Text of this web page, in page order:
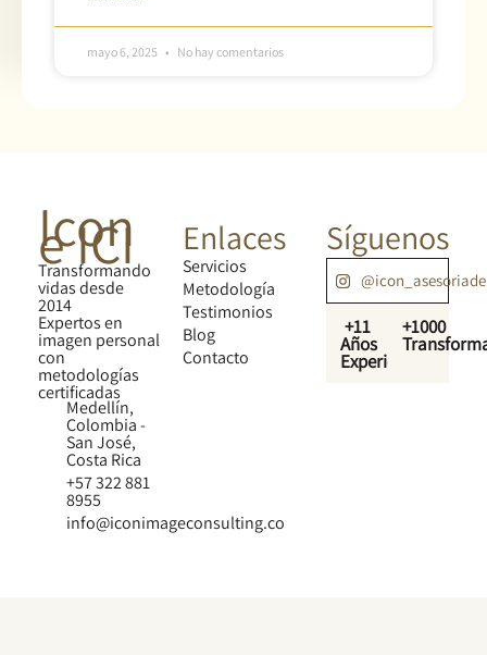
mayo 6, 2025 No hay comentarios
Icon
e ICI
Transformando
vidas desde
2014
Expertos en
imagen personal
con
metodologías
certificadas
Medellín,
Colombia -
San José,
Costa Rica
+57 322 881
8955
info@iconimageconsulting.co
Enlaces
Servicios
Metodología
Testimonios
Blog
Contacto
Síguenos
+11
Años
Experiencia
+1000